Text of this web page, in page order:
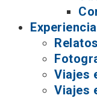
Viajes
Viajes